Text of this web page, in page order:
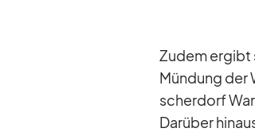
Zu­dem er­gibt
Mün­dung der
scher­dorf
Dar­über